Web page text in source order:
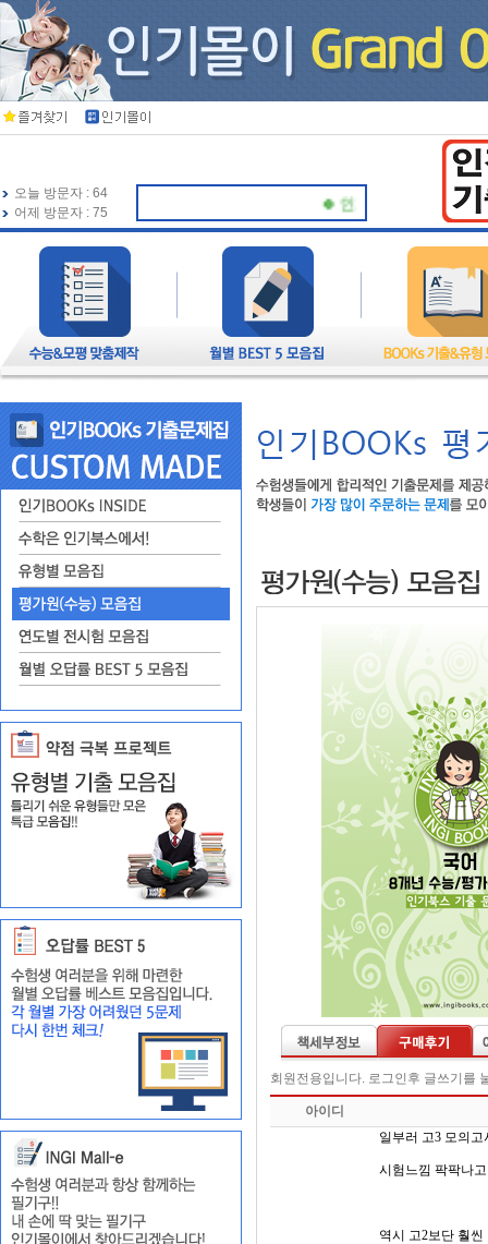
오늘 방문자 : 64
어제 방문자 : 75
🍀 인기북스가 항상 응원하
회원전용입니다. 로그인후 글쓰기를
아이디
일부러 고3 모의
시험느낌 팍팍나
역시 고2보단 훨